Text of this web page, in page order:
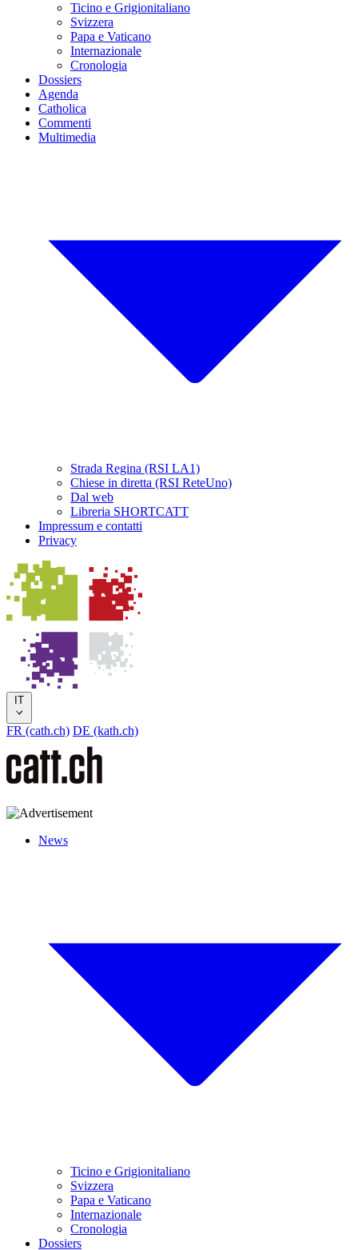
Ticino e Grigionitaliano
Svizzera
Papa e Vaticano
Internazionale
Cronologia
Dossiers
Agenda
Catholica
Commenti
Multimedia
Strada Regina (RSI LA1)
Chiese in diretta (RSI ReteUno)
Dal web
Libreria SHORTCATT
Impressum e contatti
Privacy
IT
FR (cath.ch) DE (kath.ch)
News
Ticino e Grigionitaliano
Svizzera
Papa e Vaticano
Internazionale
Cronologia
Dossiers